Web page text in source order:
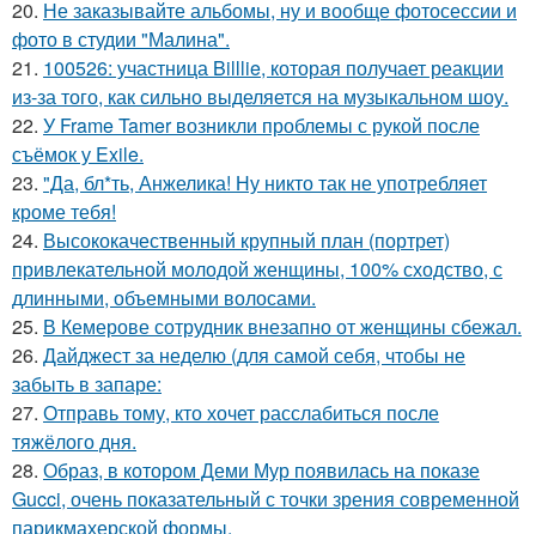
20. Не заказывайте альбомы, ну и вообще фотосессии и
фото в студии "Малина".
21. 100526: участница Billlie, которая получает реакции
из-за того, как сильно выделяется на музыкальном шоу.
22. У Frame Tamer возникли проблемы с рукой после
съёмок у Exile.
23. "Да, бл*ть, Анжелика! Ну никто так не употребляет
кроме тебя!
24. Высококачественный крупный план (портрет)
привлекательной молодой женщины, 100% сходство, с
длинными, объемными волосами.
25. В Кемерове сотрудник внезапно от женщины сбежал.
26. Дайджест за неделю (для самой себя, чтобы не
забыть в запаре:
27. Отправь тому, кто хочет расслабиться после
тяжёлого дня.
28. Образ, в котором Деми Мур появилась на показе
Gucci, очень показательный с точки зрения современной
парикмахерской формы.